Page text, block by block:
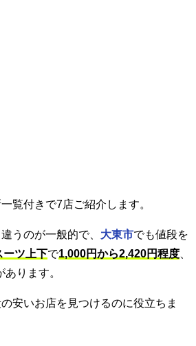
覧付きで7店ご紹介します。
うのが一般的で、 大東市でも値段を
ーツ上下で1,000円から2,420円程度
ります。
安いお店を見つけるのに役立ちま